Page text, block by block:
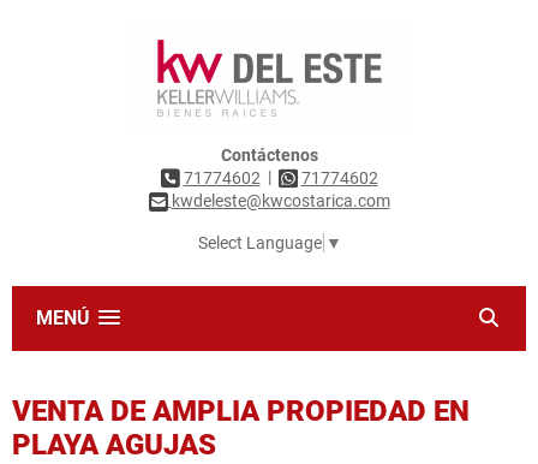
Contáctenos
71774602 |
71774602
kwdeleste@kwcostarica.com
Select Language ▼
MENÚ
VENTA DE AMPLIA PROPIEDAD EN
PLAYA AGUJAS